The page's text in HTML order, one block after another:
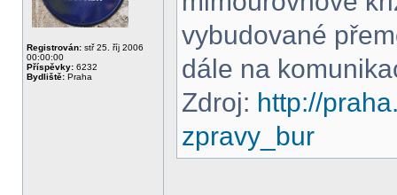
Registrován: stř 25. říj 2006
00:00:00
Příspěvky: 6232
Bydliště: Praha
vybudované
dále na
Zdroj: http://
zpravy_bur